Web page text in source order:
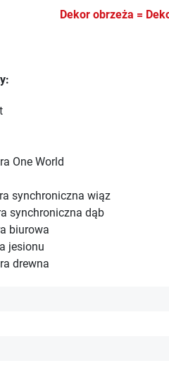
Dekor obrzeża =
One World
synchroniczna wiąz
synchroniczna dąb
biurowa
jesionu
drewna